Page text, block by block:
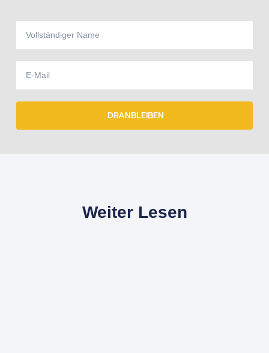
DRANBLEIBEN
Weiter Lesen